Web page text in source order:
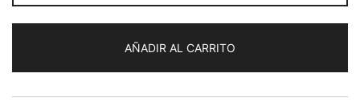
Cubo
AÑADIR AL CARRITO